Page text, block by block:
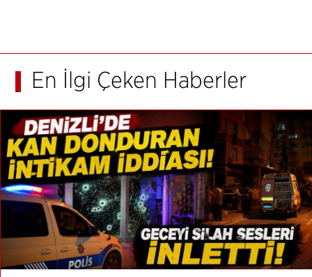
En İlgi Çeken Haberler